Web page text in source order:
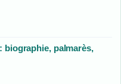
biographie, palmarès,